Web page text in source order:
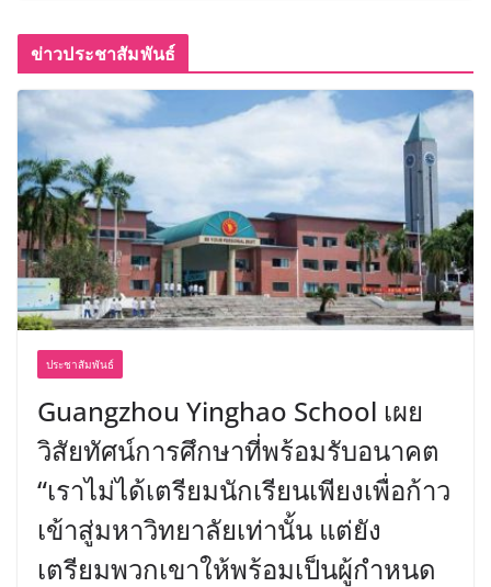
ข่าวประชาสัมพันธ์
ประชาสัมพันธ์
Guangzhou Yinghao School เผย
วิสัยทัศน์การศึกษาที่พร้อมรับอนาคต
“เราไม่ได้เตรียมนักเรียนเพียงเพื่อก้าว
เข้าสู่มหาวิทยาลัยเท่านั้น แต่ยัง
เตรียมพวกเขาให้พร้อมเป็นผู้กำหนด